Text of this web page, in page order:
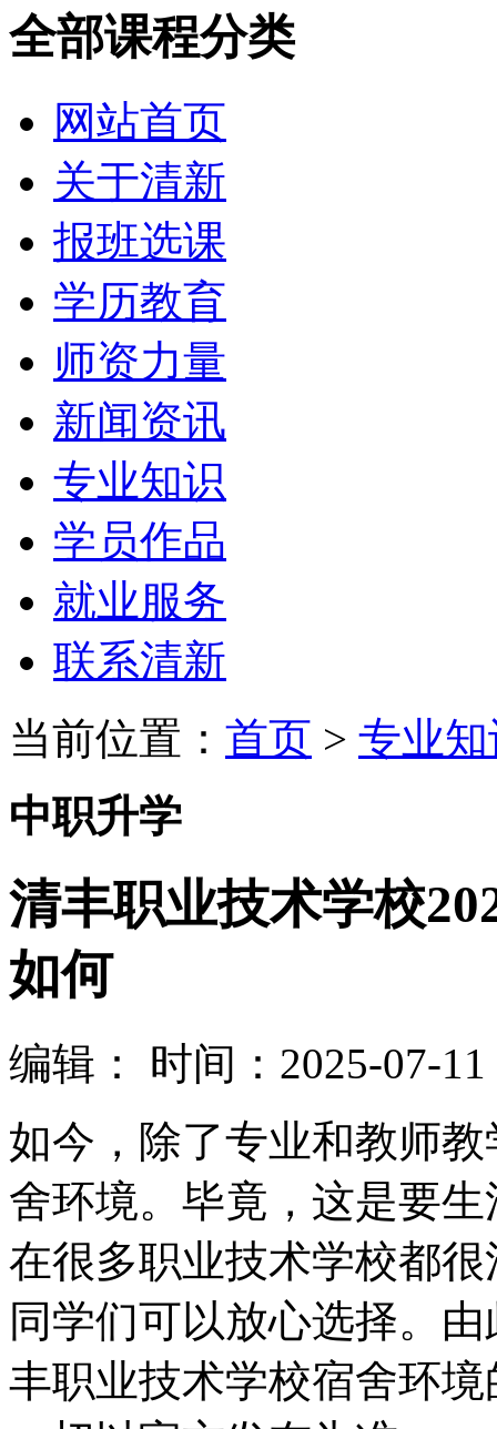
全部课程分类
网站首页
关于清新
报班选课
学历教育
师资力量
新闻资讯
专业知识
学员作品
就业服务
联系清新
当前位置： 首页 > 专业
中职升学
清丰职业技术学校
如何
编辑：
时间：2025-07-11
如今，除了专业和教师
舍环境。毕竟，这是要
在很多职业技术学校都
同学们可以放心选择。
丰职业技术学校宿舍环